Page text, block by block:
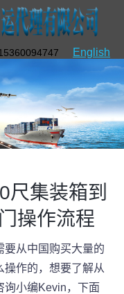
English
尺集装箱到
操作流程
要从中国购买大量的
操作的，想要了解从
询小编Kevin，下面